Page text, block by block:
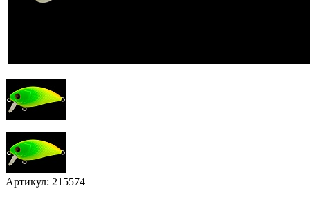
Артикул: 215574